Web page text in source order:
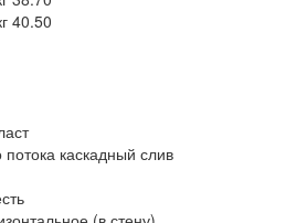
40.50
каскадный слив